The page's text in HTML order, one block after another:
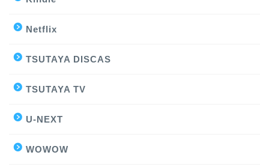
Netflix
TSUTAYA DISCAS
TSUTAYA TV
U-NEXT
WOWOW